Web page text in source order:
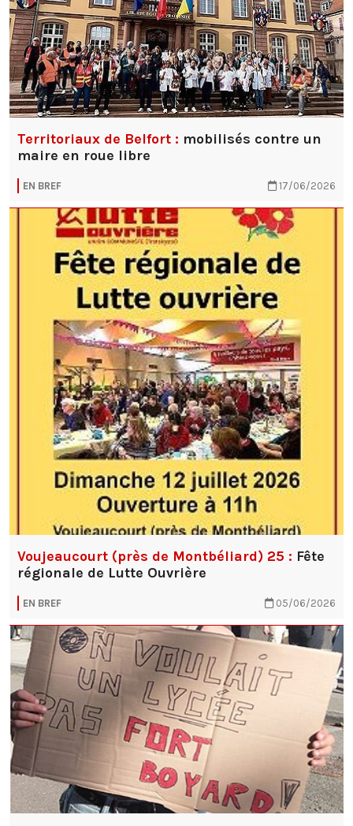
Territoriaux de Belfort : mobilisés contre un
maire en roue libre
EN BREF 17/06/2026
Voujeaucourt (près de Montbéliard) 25 : Fête
régionale de Lutte Ouvrière
EN BREF 05/06/2026